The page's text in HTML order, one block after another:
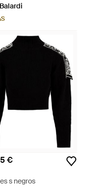
Balardi
€
s negros